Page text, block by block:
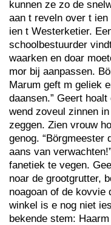
kunnen ze zo de
aan t reveln over t
ien t Westerketier.
schoolbestuurder
waarken en doar
mor bij aanpassen.
Marum geft m geliek
daansen.” Geert
wend zoveul zinnen
zeggen. Zien vrouw
genog. “Börgmeester
aans van
fanetiek te vegen.
noar de grootgrutter,
noagoan of de kovvie
winkel is e nog niet
bekende stem: